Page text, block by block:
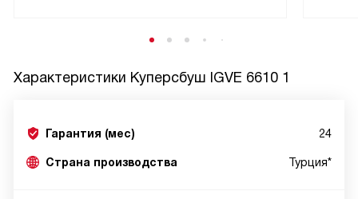
Характеристики Куперсбуш IGVE 6610 1
Гарантия (мес) 24
Страна производства Турция*